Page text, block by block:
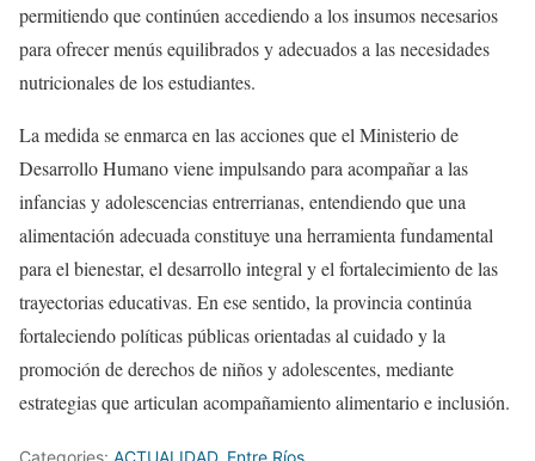
permitiendo que continúen accediendo a los insumos necesarios
para ofrecer menús equilibrados y adecuados a las necesidades
nutricionales de los estudiantes.
La medida se enmarca en las acciones que el Ministerio de
Desarrollo Humano viene impulsando para acompañar a las
infancias y adolescencias entrerrianas, entendiendo que una
alimentación adecuada constituye una herramienta fundamental
para el bienestar, el desarrollo integral y el fortalecimiento de las
trayectorias educativas. En ese sentido, la provincia continúa
fortaleciendo políticas públicas orientadas al cuidado y la
promoción de derechos de niños y adolescentes, mediante
estrategias que articulan acompañamiento alimentario e inclusión.
Categories: ACTUALIDAD, Entre Ríos